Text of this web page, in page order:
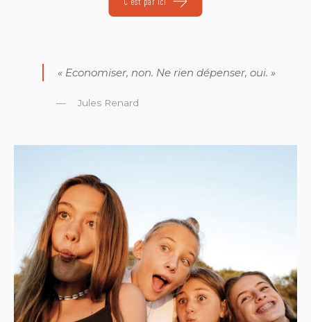
« Economiser, non. Ne rien dépenser, oui. »
Jules Renard